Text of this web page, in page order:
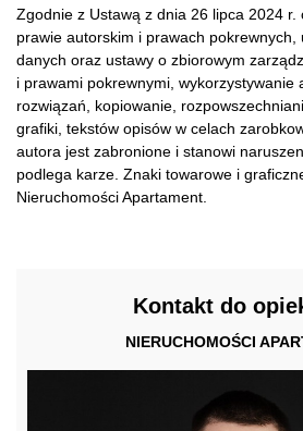
Zgodnie z Ustawą z dnia 26 lipca 2024 r.
prawie autorskim i prawach
danych oraz ustawy o zbiorowym
i prawami pokrewnymi, wykorzystywanie
rozwiązań, kopiowanie,
grafiki, tekstów opisów w celach
autora jest zabronione i stanowi
podlega karze. Znaki towarowe i
Nieruchomości Apartament.
Kontakt do
NIERUCHOMOŚCI